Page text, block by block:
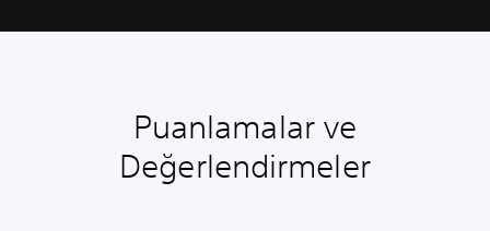
Puanlamalar ve
Değerlendirmeler